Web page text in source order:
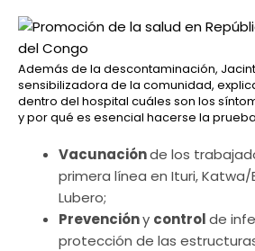
Además de la descontaminación,
sensibilizadora de la comunidad,
dentro del hospital cuáles son los
y por qué es esencial hacerse la
Vacunaciónde los
primera línea en Ituri, Katwa/
Lubero;
Prevencióny controlde
protección de las